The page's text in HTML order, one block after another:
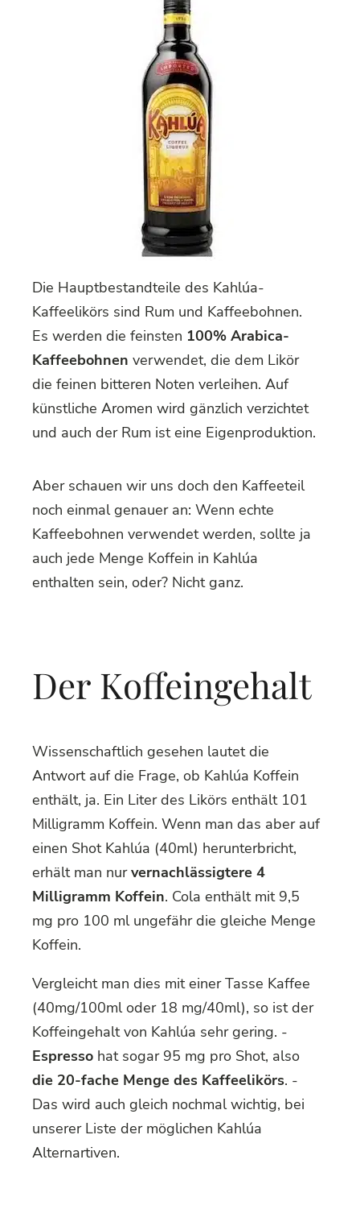
Die Hauptbestandteile des Kahlúa-
Kaffeelikörs sind Rum und Kaffeebohnen.
Es werden die feinsten 100% Arabica-
Kaffeebohnen verwendet, die dem Likör
die feinen bitteren Noten verleihen. Auf
künstliche Aromen wird gänzlich verzichtet
und auch der Rum ist eine Eigenproduktion.
Aber schauen wir uns doch den Kaffeeteil
noch einmal genauer an: Wenn echte
Kaffeebohnen verwendet werden, sollte ja
auch jede Menge Koffein in Kahlúa
enthalten sein, oder? Nicht ganz.
Der Koffeingehalt
Wissenschaftlich gesehen lautet die
Antwort auf die Frage, ob Kahlúa Koffein
enthält, ja. Ein Liter des Likörs enthält 101
Milligramm Koffein. Wenn man das aber auf
einen Shot Kahlúa (40ml) herunterbricht,
erhält man nurvernachlässigtere 4
Milligramm Koffein. Cola enthält mit 9,5
mg pro 100 ml ungefähr die gleiche Menge
Koffein.
Vergleicht man dies mit einer Tasse Kaffee
(40mg/100ml oder 18 mg/40ml), so ist der
Koffeingehalt von Kahlúa sehr gering. -
Espresso hat sogar 95 mg pro Shot, also
die 20-fache Menge des Kaffeelikörs. -
Das wird auch gleich nochmal wichtig, bei
unserer Liste der möglichen Kahlúa
Alternartiven.